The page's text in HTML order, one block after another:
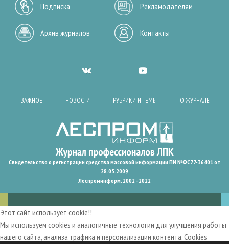
Подписка Рекламодателям
Архив журналов Контакты
ВАЖНОЕ НОВОСТИ РУБРИКИ И ТЕМЫ О ЖУРНАЛЕ
Свидетельство о регистрации средства массовой информации ПИ №ФС77-36401 от
28.05.2009
Леспроминформ. 2002 - 2022
Этот сайт использует cookie!!
Мы используем cookies и аналогичные технологии для улучшения работы
нашего сайта, анализа трафика и персонализации контента. Cookies